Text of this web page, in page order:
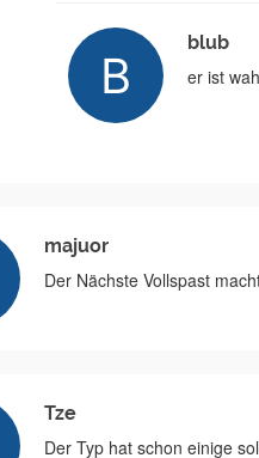
blub
er ist
majuor
Der Nächste Vollspast
Tze
Der Typ hat schon einige